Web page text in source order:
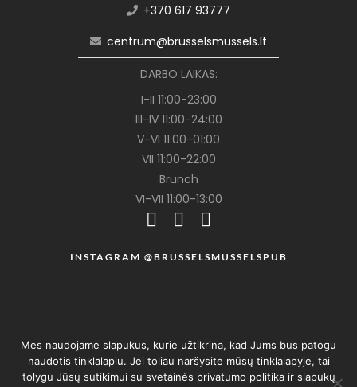
+370 617 93777
centrum@brusselsmussels.lt
DARBO LAIKAS:
I-II 11:00-23:00
III-IV 11:00-24:00
V-VI 11:00-01:00
VII 11:00-22:00
Brunch
VI-VII 11:00-13:00
INSTAGRAM @BRUSSELSMUSSELSPUB
Mes naudojame slapukus, kurie užtikrina, kad Jums bus patogu
naudotis tinklalapiu. Jei toliau naršysite mūsų tinklalapyje, tai
tolygu Jūsų sutikimui su svetainės privatumo politika ir slapukų